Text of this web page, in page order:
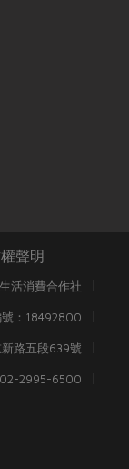
聲明
活消費合作社 |
號：18492800 |
路五段639號 |
2995-6500 |